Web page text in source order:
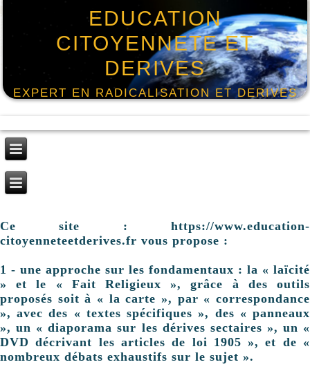
EDUCATION
CITOYENNETE ET
DERIVES
EXPERT EN RADICALISATION ET DERIVES
Ce site : https://www.education-
citoyenneteetderives.fr vous propose :
1 - une approche sur les fondamentaux : la « laïcité
» et le « Fait Religieux », grâce à des outils
proposés soit à « la carte », par « correspondance
», avec des « textes spécifiques », des « panneaux
», un « diaporama sur les dérives sectaires », un «
DVD décrivant les articles de loi 1905 », et de «
nombreux débats exhaustifs sur le sujet ».